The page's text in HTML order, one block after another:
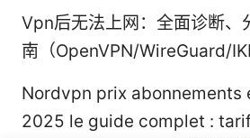
Vpn后无法上网：全面诊断、
南（OpenVPN/WireGuard/
Nordvpn prix abonnements
2025 le guide complet :